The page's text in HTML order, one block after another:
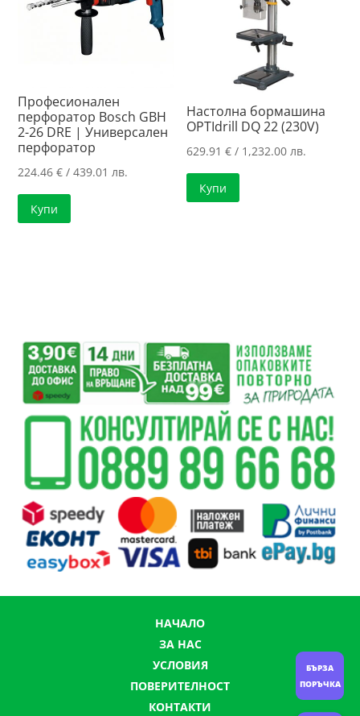
Професионален
перфоратор Bosch GBH
2-26 DRE | Универсален
перфоратор
224.46€ / 439.01 лв.
Купи
Настолна бормашина
OPTIdrill DQ 22 (230V)
629.91€ / 1,232.00 лв.
Купи
НАЧАЛО
ЗА НАС
УСЛОВИЯ
ПОВЕРИТЕЛНОСТ
КОНТАКТИ
БЪРЗА
ПОРЪЧКА